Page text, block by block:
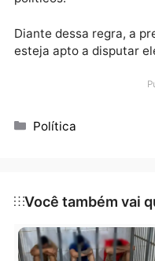
sobre a possibilidade
semelhante ao caso
jurídica relevante.
Uma emenda do
pública, mesmo após
Diante dessa regra, a